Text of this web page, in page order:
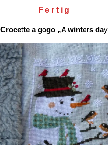
F e r t i g
Crocette a gogo „A winters day